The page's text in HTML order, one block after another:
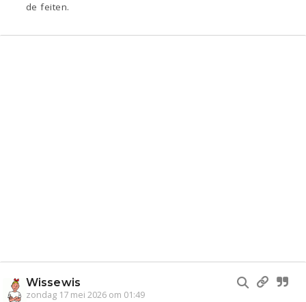
de feiten.
Wissewis
zondag 17 mei 2026 om 01:49